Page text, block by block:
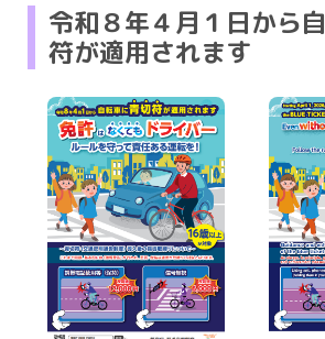
令和８年４月１日から
符が適用されます